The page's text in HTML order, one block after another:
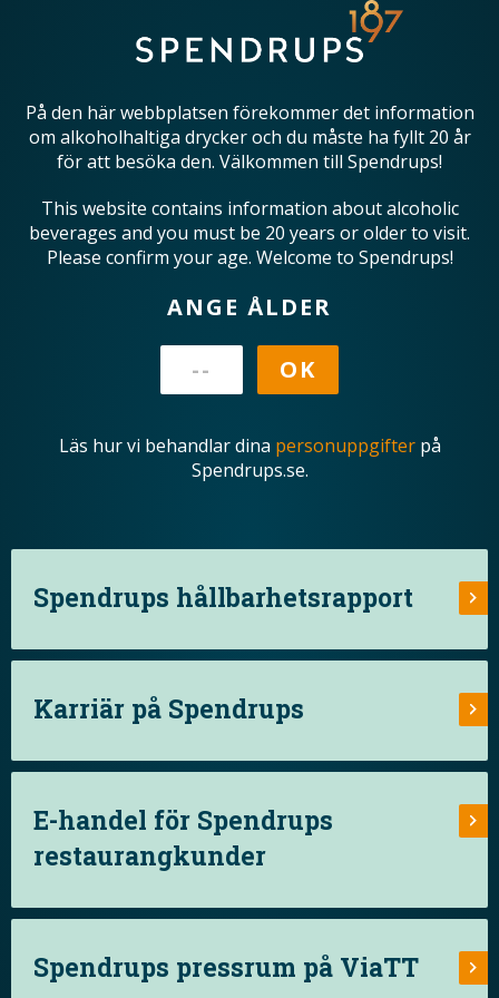
På den här webbplatsen förekommer det information
om alkoholhaltiga drycker och du måste ha fyllt 20 år
för att besöka den. Välkommen till Spendrups!
This website contains information about alcoholic
beverages and you must be 20 years or older to visit.
Please confirm your age. Welcome to Spendrups!
ANGE ÅLDER
Läs hur vi behandlar dina personuppgifterpå
Spendrups.se.
Spendrups hållbarhetsrapport
Karriär på Spendrups
E-handel för Spendrups
restaurangkunder
Spendrups pressrum på ViaTT